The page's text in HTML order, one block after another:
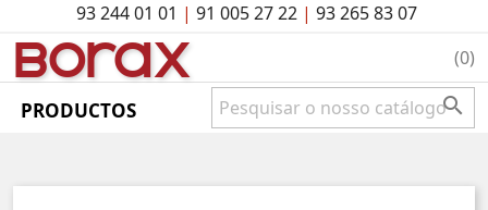
93 244 01 01 | 91 005 27 22| 93 265 83 07
BOrAx (0)
PRODUCTOS 